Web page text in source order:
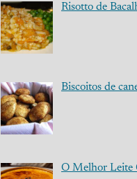
Risotto de
Biscoitos de
O Melhor Leite